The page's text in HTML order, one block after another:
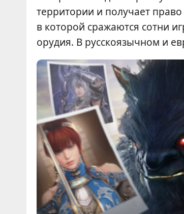
территории и получает
в которой сражаются сотни
орудия. В русскоязычном и